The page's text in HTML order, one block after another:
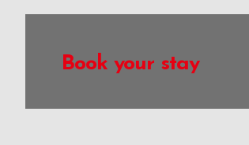
Book your stay